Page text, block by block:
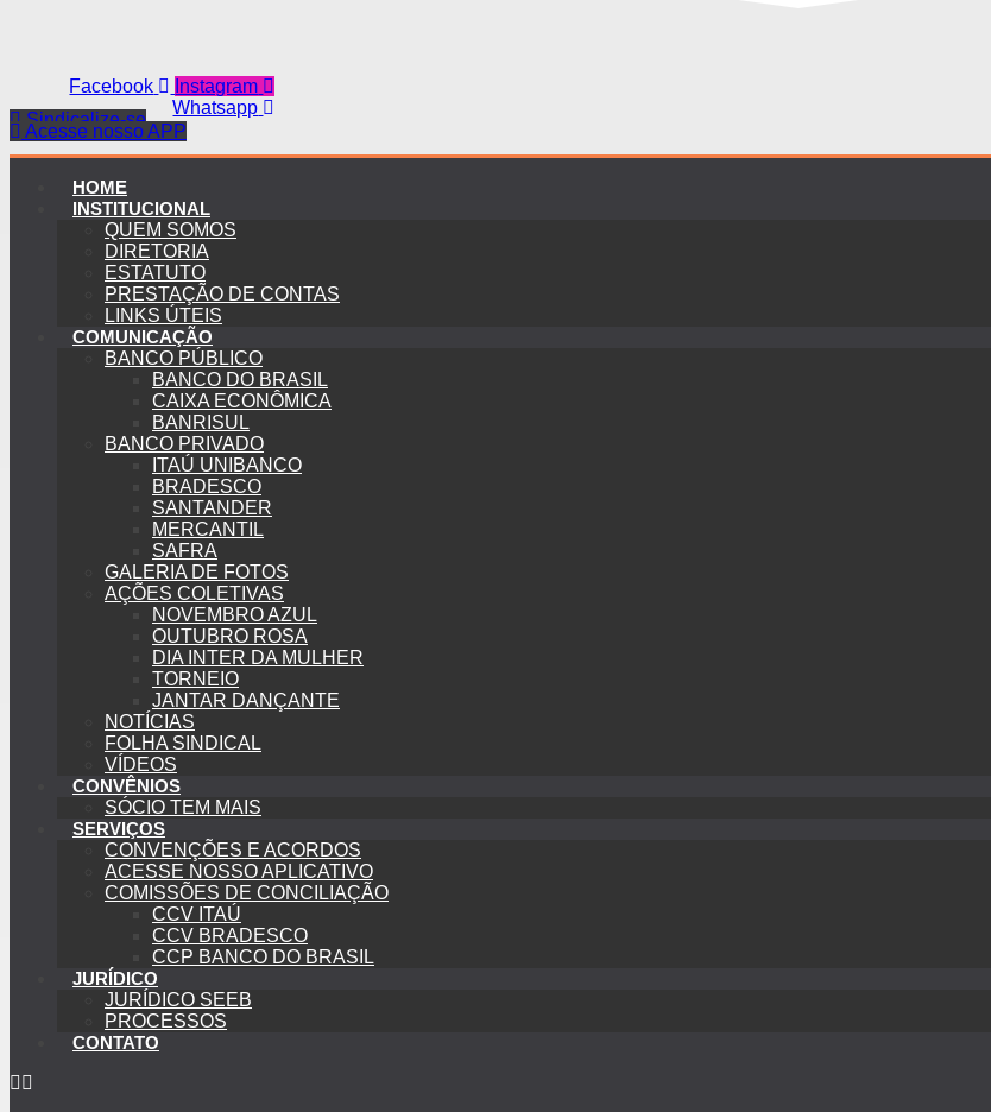
Facebook
Instagram
Whatsapp
Sindicalize-se
Acesse nosso APP
HOME
INSTITUCIONAL
QUEM SOMOS
DIRETORIA
ESTATUTO
PRESTAÇÃO DE CONTAS
LINKS ÚTEIS
COMUNICAÇÃO
BANCO PÚBLICO
BANCO DO BRASIL
CAIXA ECONÔMICA
BANRISUL
BANCO PRIVADO
ITAÚ UNIBANCO
BRADESCO
SANTANDER
MERCANTIL
SAFRA
GALERIA DE FOTOS
AÇÕES COLETIVAS
NOVEMBRO AZUL
OUTUBRO ROSA
DIA INTER DA MULHER
TORNEIO
JANTAR DANÇANTE
NOTÍCIAS
FOLHA SINDICAL
VÍDEOS
CONVÊNIOS
SÓCIO TEM MAIS
SERVIÇOS
CONVENÇÕES E ACORDOS
ACESSE NOSSO APLICATIVO
COMISSÕES DE CONCILIAÇÃO
CCV ITAÚ
CCV BRADESCO
CCP BANCO DO BRASIL
JURÍDICO
JURÍDICO SEEB
PROCESSOS
CONTATO